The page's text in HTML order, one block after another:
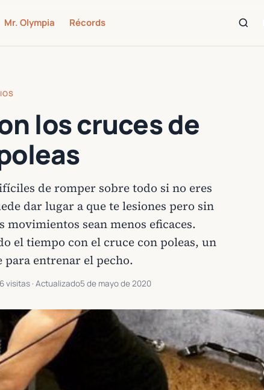
Mr. Olympia Récords
los cruces de
de romper sobre todo si no eres
dar lugar a que te lesiones pero sin
movimientos sean menos eficaces.
el tiempo con el cruce con poleas, un
entrenar el pecho.
visitas · Actualizado5 de mayo de 2020